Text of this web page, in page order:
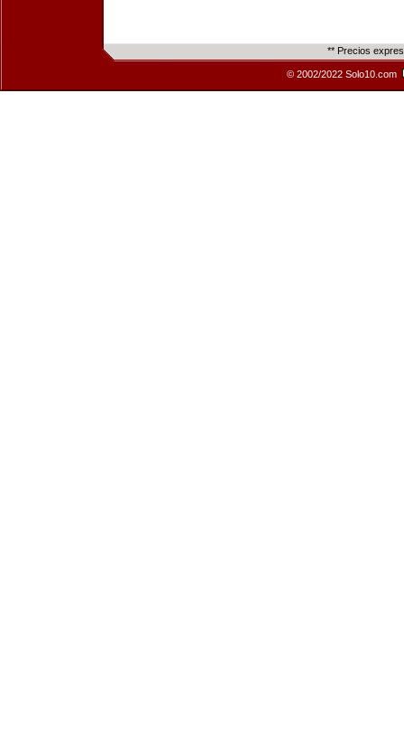
** Precios
© 2002/2022 Solo10.com